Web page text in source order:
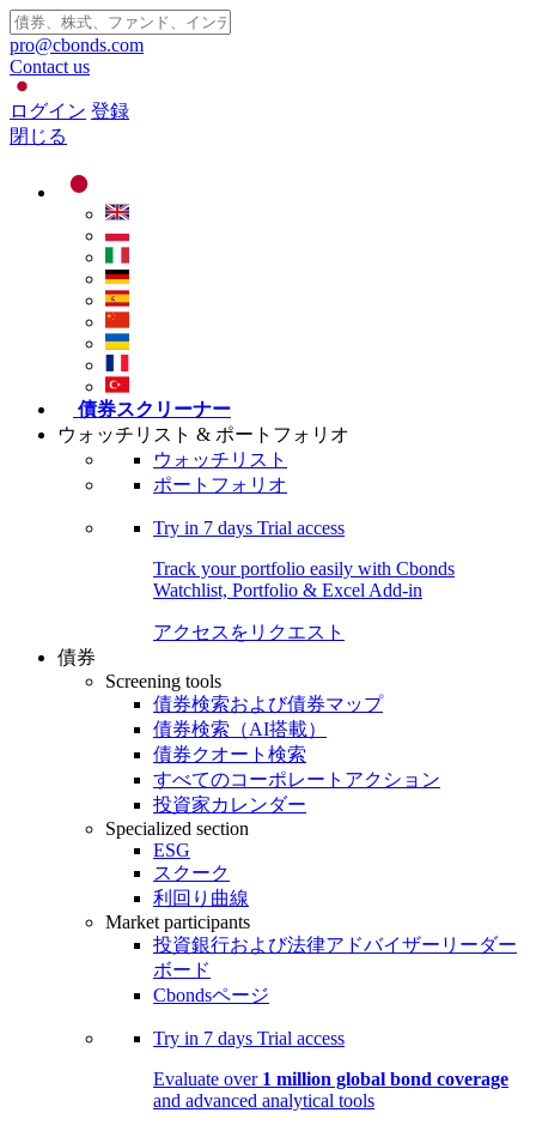
pro@cbonds.com
Contact us
ログイン 登録
閉じる
債券スクリーナー
ウォッチリスト & ポートフォリオ
ウォッチリスト
ポートフォリオ
Try in 7 days Trial access
Track your portfolio easily with Cbonds
Watchlist, Portfolio & Excel Add-in
アクセスをリクエスト
債券
Screening tools
債券検索および債券マップ
債券検索（AI搭載）
債券クオート検索
すべてのコーポレートアクション
投資家カレンダー
Specialized section
ESG
スクーク
利回り曲線
Market participants
投資銀行および法律アドバイザーリーダー
ボード
Cbondsページ
Try in 7 days Trial access
Evaluate over 1 million global bond coverage
and advanced analytical tools